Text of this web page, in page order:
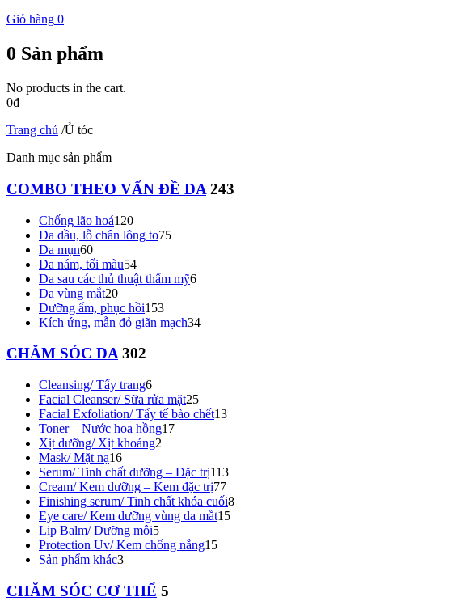
Giỏ hàng 0
0 Sản phẩm
No products in the cart.
0₫
Trang chủ /Ủ tóc
Danh mục sản phẩm
COMBO THEO VẤN ĐỀ DA 243
Chống lão hoá120
Da dầu, lỗ chân lông to75
Da mụn60
Da nám, tối màu54
Da sau các thủ thuật thẩm mỹ6
Da vùng mắt20
Dưỡng ẩm, phục hồi153
Kích ứng, mẫn đỏ giãn mạch34
CHĂM SÓC DA 302
Cleansing/ Tẩy trang6
Facial Cleanser/ Sữa rửa mặt25
Facial Exfoliation/ Tẩy tế bào chết13
Toner – Nước hoa hồng17
Xịt dưỡng/ Xịt khoáng2
Mask/ Mặt nạ16
Serum/ Tinh chất dưỡng – Đặc trị113
Cream/ Kem dưỡng – Kem đặc trị77
Finishing serum/ Tinh chất khóa cuối8
Eye care/ Kem dưỡng vùng da mắt15
Lip Balm/ Dưỡng môi5
Protection Uv/ Kem chống nắng15
Sản phẩm khác3
CHĂM SÓC CƠ THỂ 5